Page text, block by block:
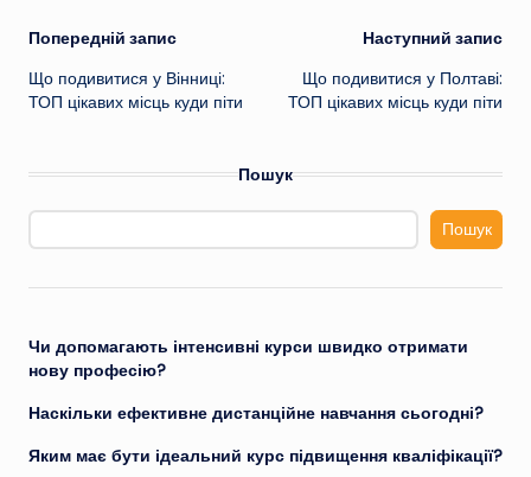
Навігація
по
Попередній запис
Що подивитися у Вінниці:
ТОП цікавих місць куди піти
Наступний запис
Що подивитися у Полтаві:
ТОП цікавих місць куди піти
Пошук
Пошук
Чи допомагають інтенсивні курси швидко отримати
нову професію?
Наскільки ефективне дистанційне навчання сьогодні?
Яким має бути ідеальний курс підвищення кваліфікації?